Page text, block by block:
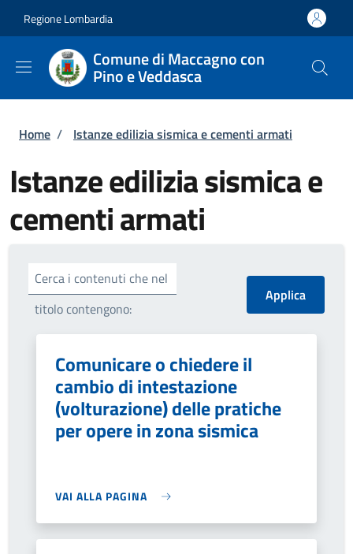
Regione Lombardia
Comune di Maccagno con
Pino e Veddasca
Briciole di pane
Home / Istanze edilizia sismica e cementi armati
Istanze edilizia sismica e
cementi armati
Cerca i contenuti che nel
titolo contengono:
Comunicare o chiedere il
cambio di intestazione
(volturazione) delle pratiche
per opere in zona sismica
VAI ALLA PAGINA